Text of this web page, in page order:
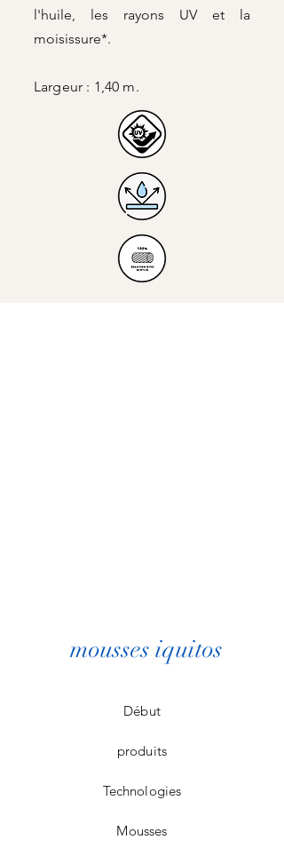
l'huile, les rayons UV et la
moisissure*.
Largeur : 1,40 m.
mousses iquitos
Début
produits
Technologies
Mousses